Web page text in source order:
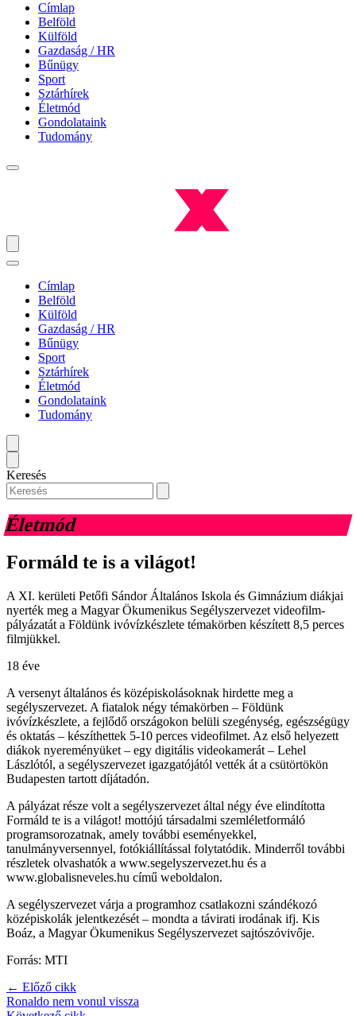
Címlap
Belföld
Külföld
Gazdaság / HR
Bűnügy
Sport
Sztárhírek
Életmód
Gondolataink
Tudomány
Címlap
Belföld
Külföld
Gazdaság / HR
Bűnügy
Sport
Sztárhírek
Életmód
Gondolataink
Tudomány
Keresés
Életmód
Formáld te is a világot!
A XI. kerületi Petőfi Sándor Általános Iskola és Gimnázium diákjai
nyerték meg a Magyar Ökumenikus Segélyszervezet videofilm-
pályázatát a Földünk ivóvízkészlete témakörben készített 8,5 perces
filmjükkel.
18 éve
A versenyt általános és középiskolásoknak hirdette meg a
segélyszervezet. A fiatalok négy témakörben – Földünk
ivóvízkészlete, a fejlődő országokon belüli szegénység, egészségügy
és oktatás – készíthettek 5-10 perces videofilmet. Az első helyezett
diákok nyereményüket – egy digitális videokamerát – Lehel
Lászlótól, a segélyszervezet igazgatójától vették át a csütörtökön
Budapesten tartott díjátadón.
A pályázat része volt a segélyszervezet által négy éve elindította
Formáld te is a világot! mottójú társadalmi szemléletformáló
programsorozatnak, amely további eseményekkel,
tanulmányversennyel, fotókiállítással folytatódik. Minderről további
részletek olvashatók a www.segelyszervezet.hu és a
www.globalisneveles.hu című weboldalon.
A segélyszervezet várja a programhoz csatlakozni szándékozó
középiskolák jelentkezését – mondta a távirati irodának ifj. Kis
Boáz, a Magyar Ökumenikus Segélyszervezet sajtószóvivője.
Forrás: MTI
← Előző cikk
Ronaldo nem vonul vissza